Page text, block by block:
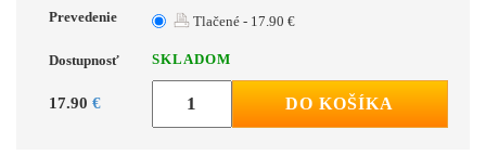
Prevedenie Tlačené - 17.90 €
Dostupnosť SKLADOM
17.90 € DO KOŠÍKA